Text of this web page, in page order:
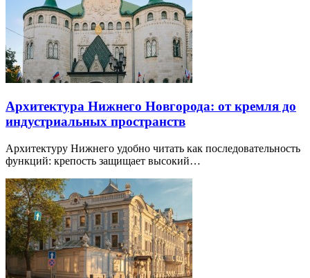
Архитектура Нижнего Новгорода: от кремля до
индустриальных пространств
Архитектуру Нижнего удобно читать как последовательность
функций: крепость защищает высокий…